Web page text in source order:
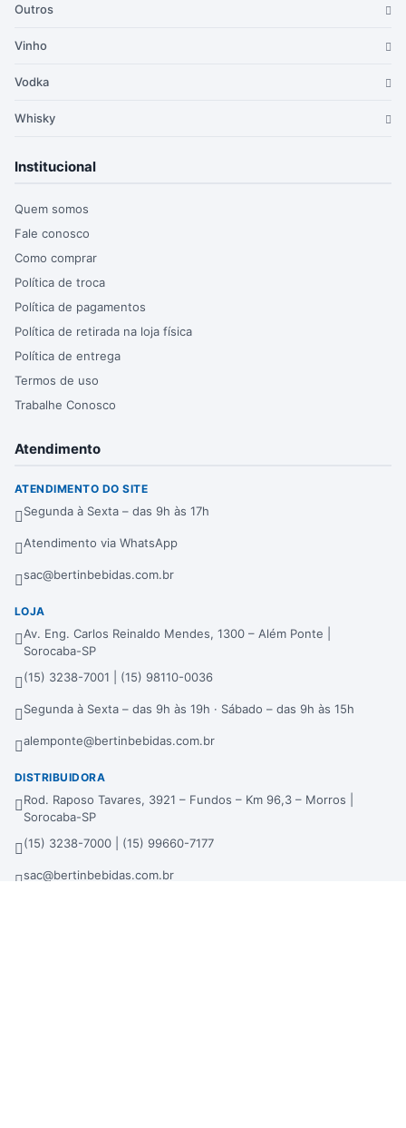
Outros
Vinho
Vodka
Whisky
Institucional
Quem somos
Fale conosco
Como comprar
Política de troca
Política de pagamentos
Política de retirada na loja física
Política de entrega
Termos de uso
Trabalhe Conosco
Atendimento
ATENDIMENTO DO SITE
Segunda à Sexta – das 9h às 17h
Atendimento via WhatsApp
sac@bertinbebidas.com.br
LOJA
Av. Eng. Carlos Reinaldo Mendes, 1300 – Além Ponte |
Sorocaba-SP
(15) 3238-7001 | (15) 98110-0036
Segunda à Sexta – das 9h às 19h · Sábado – das 9h às 15h
alemponte@bertinbebidas.com.br
DISTRIBUIDORA
Rod. Raposo Tavares, 3921 – Fundos – Km 96,3 – Morros |
Sorocaba-SP
(15) 3238-7000 | (15) 99660-7177
sac@bertinbebidas.com.br